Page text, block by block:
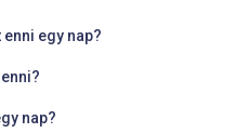
egy nap?
nap?